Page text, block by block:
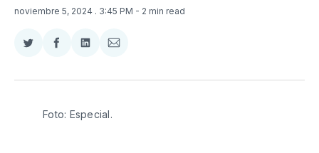
noviembre 5, 2024 . 3:45 PM - 2 min read
Compartir
Twitter
Compartir
Facebook
Compartir
LinkedIn
Compartir
Email
Foto: Especial.